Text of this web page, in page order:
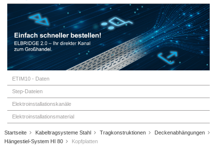
ETIM10 - Daten
Step-Dateien
Elektroinstallationskanäle
Elektroinstallationsmaterial
Startseite Kabeltragsysteme Stahl Tragkonstruktionen
Deckenabhängungen
Hängestiel-System HI 80
Kopfplatten